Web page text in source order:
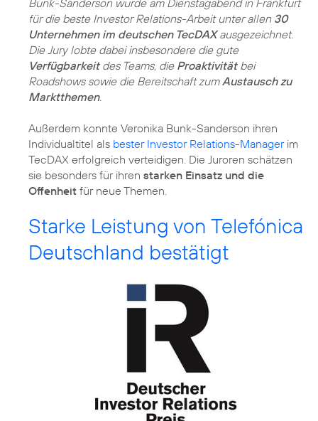
für die beste Investor Relations-Arbeit unter allen 30
Unternehmen im deutschen TecDAXausgezeichnet.
Die Jury lobte dabei insbesondere die gute
Verfügbarkeitdes Teams, die Proaktivitätbei
Roadshows sowie die Bereitschaft zumAustausch zu
Marktthemen.
Außerdem konnte Veronika Bunk-Sanderson ihren
Individualtitel als bester Investor Relations-Managerim
TecDAX erfolgreich verteidigen. Die Juroren schätzen
sie besonders für ihren starken Einsatz und die
Offenheit für neue Themen.
Starke Leistung von Telefónica
Deutschland bestätigt